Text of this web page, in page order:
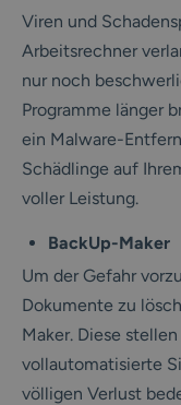
Viren und
Arbeitsrechner
nur noch
Programme länger
ein Malware-
Schädlinge auf
voller Leistung.
BackUp-Maker
Um der Gefahr
Dokumente zu
Maker. Diese
vollautomatisierte
völligen Verlust